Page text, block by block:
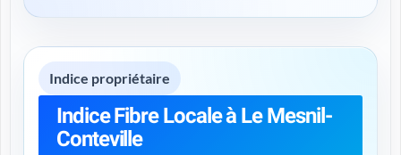
Indice propriétaire
Indice Fibre Locale à Le Mesnil-
Conteville